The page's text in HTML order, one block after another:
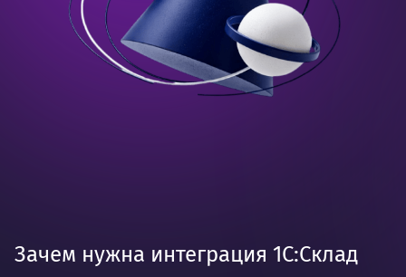
Зачем нужна интеграция 1С:Склад